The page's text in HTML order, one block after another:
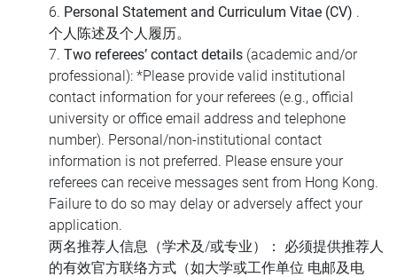
6. Personal Statement and Curriculum Vitae (CV) .
个人陈述及个人履历。
7. Two referees’ contact details (academic and/or
professional): *Please provide valid institutional
contact information for your referees (e.g., official
university or office email address and telephone
number). Personal/non-institutional contact
information is not preferred. Please ensure your
referees can receive messages sent from Hong Kong.
Failure to do so may delay or adversely affect your
application.
两名推荐人信息 （学术及/或专业）： 必须提供推荐人
的有效官方联络方式（如大学或工作单位 电邮及电